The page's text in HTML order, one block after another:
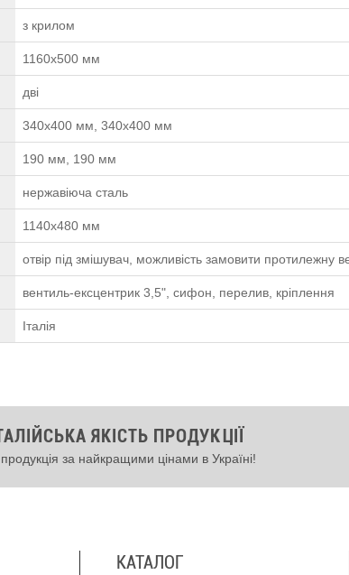
з крилом
1160х500 мм
дві
340х400 мм, 340х400 мм
190 мм, 190 мм
нержавіюча сталь
1140х480 мм
отвір під змішувач, можливість замовити протилежну
вентиль-ексцентрик 3,5", сифон, перелив, кріплення
Італія
ЯКІСТЬ ПРОДУКЦІЇ
за найкращими цінами в Україні!
КАТАЛОГ